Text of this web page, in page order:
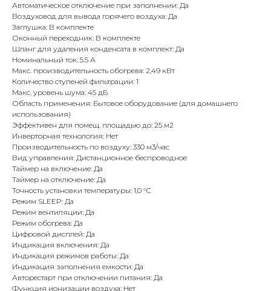
Автоматическое отключение при заполнении: Да
Воздуховод для вывода горячего воздуха: Да
Заглушка: В комплекте
Оконный переходник: В комплекте
Шланг для удаления конденсата в комплект: Да
Номинальный ток: 5.5 А
Макс. производительность обогрева: 2,49 кВт
Количество ступеней фильтрации: 1
Макс. уровень шума: 45 дБ
Область применения: Бытовое оборудование (для домашнего
использования)
Эффективен для помещ. площадью до: 25 м2
Инверторная технология: Нет
Производительность по воздуху: 330 м3/час
Вид управления: Дистанционное беспроводное
Таймер на включение: Да
Таймер на отключение: Да
Точность установки температуры: 1,0 °С
Режим SLEEP: Да
Режим вентиляции: Да
Режим обогрева: Да
Цифровой дисплей: Да
Индикация включения: Да
Индикация режимов работы: Да
Индикация заполнения емкости: Да
Авторестарт при отключении питания: Да
Функция ионизации воздуха: Нет